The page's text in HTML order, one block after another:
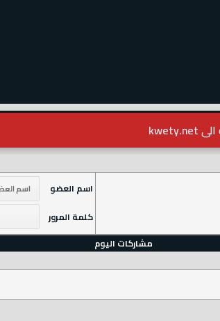
اسم العضو
كلمة المرور
مشاركات اليوم